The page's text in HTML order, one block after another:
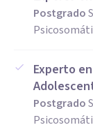
Postgrado
Experto
Postgrado